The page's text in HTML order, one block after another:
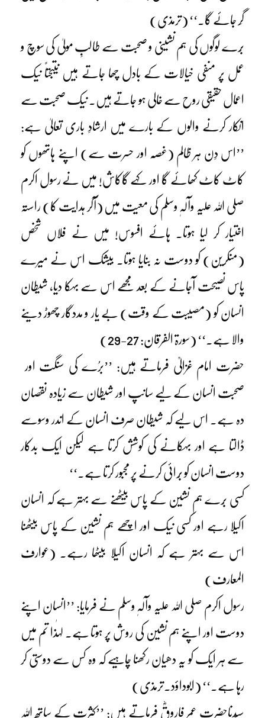
گِر جائے گا۔‘‘ (ترمذی)
بُرے لوگوں کی ہم نشینی و صحبت سے طالبِ مولیٰ کی سوچ و
عمل پر منفی خیالات کے بادل چھا جاتے ہیں نتیجتاً نیک
اعمال حقیقی روح سے خالی ہو جاتے ہیں۔ نیک صحبت سے
انکار کرنے والوں کے بارے میں ارشادِ باری تعالیٰ ہے:
’’اس دِن ہر ظالم (غصّہ اور حسرت سے) اپنے ہاتھوں کو
کاٹ کاٹ کھائے گا اور کہے گاکاش! میں نے رسول اکرم
صلی اللہ علیہ وآلہٖ وسلم کی معیت میں (آکر ہدایت کا) راستہ
اختیار کر لیا ہوتا۔ ہائے افسوس! میں نے فلاں شخص
(منکرین) کو دوست نہ بنایا ہوتا۔ بیشک اس نے میرے
پاس نصیحت آجانے کے بعد مجھے اس سے بہکا دیا، شیطان
انسان کو (مصیبت کے وقت) بے یار و مددگار چھوڑ دینے
والا ہے۔‘‘ (سورۃ الفرقان: 27-29)
حضرت امام غزالیؒ فرماتے ہیں: ’’برُے کی سنگت اور
صحبت انسان کے لیے سانپ اور شیطان سے زیادہ نقصان
دہ ہے۔ اس لیے کہ شیطان صرف انسان کے اندر وسوسے
ڈالتا ہے اور بہکانے کی کوشش کرتا ہے لیکن ایک بدکار
دوست انسان کو بُرائی کرنے پر مجبور کرتا ہے۔‘‘
کسی بُرے ہم نشین کے پاس بیٹھنے سے بہتر ہے کہ انسان
اکیلا رہے اور کسی نیک اور اچھے ہم نشین کے پاس بیٹھنا
اس سے بہتر ہے کہ انسان اکیلا بیٹھا رہے۔ (عوارف
المعارف)
رسول اکرم صلی اللہ علیہ وآلہٖ وسلم نے فرمایا: ’’انسان اپنے
دوست اور اپنے ہم نشین کی روش پر ہوتا ہے۔ لہٰذا تم میں
سے ہر ایک کو یہ دھیان رکھنا چاہیے کہ وہ کس سے دوستی کر
رہا ہے۔‘‘ (ابوداؤد۔ترمذی)
سیّدناحضرت عمر فاروقؓ فرماتے ہیں: ’’کثرت کے ساتھ اللہ